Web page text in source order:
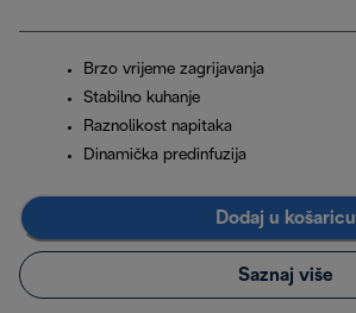
Brzo vrijeme zagrijavanja
Stabilno kuhanje
Raznolikost napitaka
Dinamička predinfuzija
Dodaj u košaricu
Saznaj više